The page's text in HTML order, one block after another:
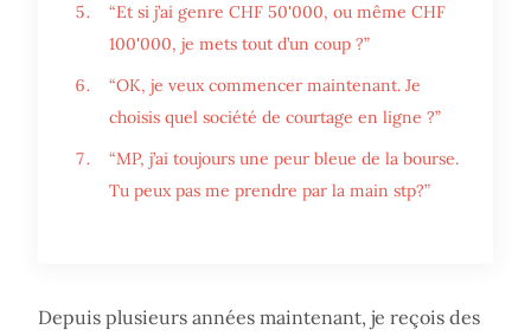
“Et si j’ai genre CHF 50'000, ou même CHF
100'000, je mets tout d’un coup ?”
“OK, je veux commencer maintenant. Je
choisis quel société de courtage en ligne ?”
“MP, j’ai toujours une peur bleue de la bourse.
Tu peux pas me prendre par la main stp?”
Depuis plusieurs années maintenant, je reçois des